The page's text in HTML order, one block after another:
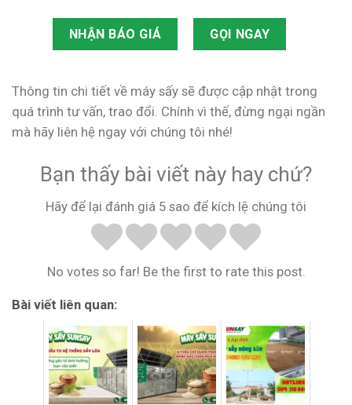
NHẬN BÁO GIÁ GỌI NGAY
Thông tin chi tiết về máy sấy sẽ được cập nhật trong
quá trình tư vấn, trao đổi. Chính vì thế, đừng ngại ngần
mà hãy liên hệ ngay với chúng tôi nhé!
Bạn thấy bài viết này hay chứ?
Hãy để lại đánh giá 5 sao để kích lệ chúng tôi
No votes so far! Be the first to rate this post.
Bài viết liên quan: